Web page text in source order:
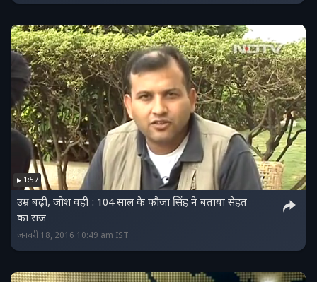
1:57
उम्र बढ़ी, जोश वही : 104 साल के फौजा सिंह ने बताया सेहत
का राज
जनवरी 18, 2016 10:49 am IST